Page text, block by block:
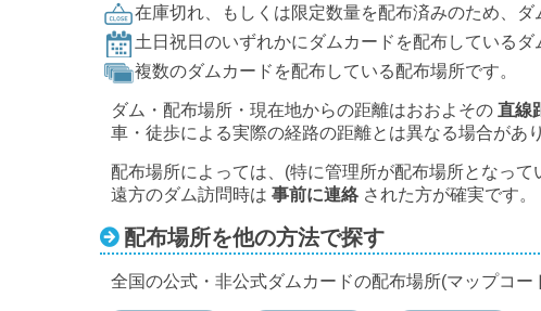
在庫切れ、もしくは限定数量を配布済みのため、ダ
土日祝日のいずれかにダムカードを配布しているダ
複数のダムカードを配布している配布場所です。
ダム・配布場所・現在地からの距離はおおよその 直線
車・徒歩による実際の経路の距離とは異なる場合があ
配布場所によっては、(特に管理所が配布場所となっ
遠方のダム訪問時は 事前に連絡 された方が確実です。
配布場所を他の方法で探す
全国の公式・非公式ダムカードの配布場所(マップコー